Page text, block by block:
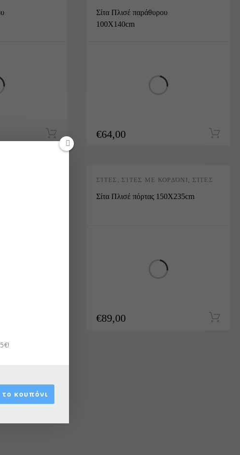
ΠΛΙΣΈ
Σίτα Πλισέ παράθυρου
100Χ140cm
€64,00
ΣΊΤΕΣ ΣΊΤΕΣ ΜΕ ΚΟΡΔΌΝΙ
ΣΊΤΕΣ
Σίτα Πλισέ πόρτας 150Χ235cm
€89,00
κουπόνι